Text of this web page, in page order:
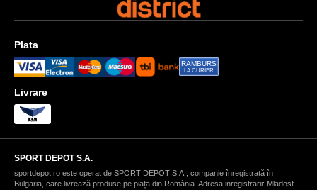
Plata
RAMBURS
LA CURIER
Livrare
SPORT DEPOT S.A.
sportdepot.ro este operat de SPORT DEPOT S.A., companie înregistrată în
Bulgaria, care livrează produse pe piața din România. Adresa inregistrarii: Mladost